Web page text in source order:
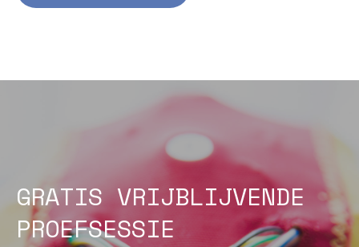
GRATIS VRIJBLIJVENDE
PROEFSESSIE